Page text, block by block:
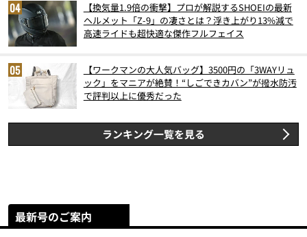
【換気量1.9倍の衝撃】プロが解説するSHOEIの最新
ヘルメット「Z-9」の凄さとは？浮き上がり13%減で
高速ライドも超快適な傑作フルフェイス
【ワークマンの大人気バッグ】3500円の「3WAYリュ
ック」をマニアが絶賛！“しごできカバン”が撥水防汚
で評判以上に優秀だった
ランキング一覧を見る
最新号のご案内